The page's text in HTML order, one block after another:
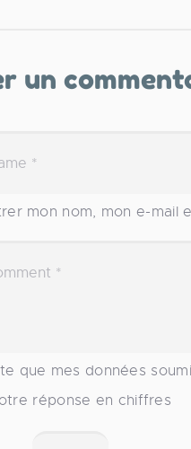
un
mon nom, mon e-mail
que mes données
réponse en chiffres